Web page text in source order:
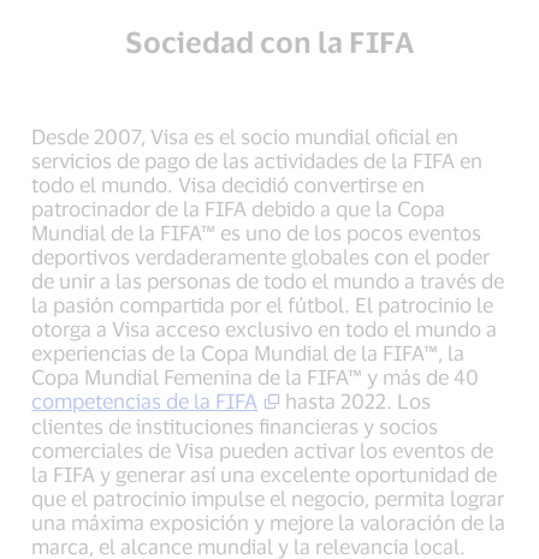
Sociedad con la FIFA
Desde 2007, Visa es el socio mundial oficial en
servicios de pago de las actividades de la FIFA en
todo el mundo. Visa decidió convertirse en
patrocinador de la FIFA debido a que la Copa
Mundial de la FIFA™ es uno de los pocos eventos
deportivos verdaderamente globales con el poder
de unir a las personas de todo el mundo a través de
la pasión compartida por el fútbol. El patrocinio le
otorga a Visa acceso exclusivo en todo el mundo a
experiencias de la Copa Mundial de la FIFA™, la
Copa Mundial Femenina de la FIFA™ y más de 40
competencias de la FIFA
hasta 2022. Los
clientes de instituciones financieras y socios
comerciales de Visa pueden activar los eventos de
la FIFA y generar así una excelente oportunidad de
que el patrocinio impulse el negocio, permita lograr
una máxima exposición y mejore la valoración de la
marca, el alcance mundial y la relevancia local.